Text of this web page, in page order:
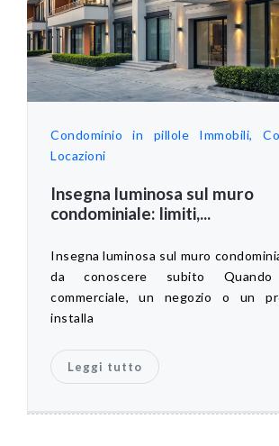
Condominio in pillole
Immobili,
Locazioni
Insegna luminosa sul muro
condominiale: limiti,...
Insegna luminosa sul muro
da conoscere subito Quando
commerciale, un negozio o un
installa
Leggi tutto